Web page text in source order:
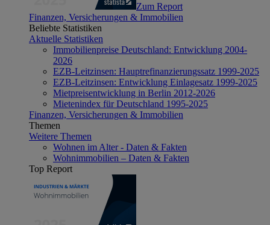
Zum Report
Finanzen, Versicherungen & Immobilien
Beliebte Statistiken
Aktuelle Statistiken
Immobilienpreise Deutschland: Entwicklung 2004-
2026
EZB-Leitzinsen: Hauptrefinanzierungssatz 1999-2025
EZB-Leitzinsen: Entwicklung Einlagesatz 1999-2025
Mietpreisentwicklung in Berlin 2012-2026
Mietenindex für Deutschland 1995-2025
Finanzen, Versicherungen & Immobilien
Themen
Weitere Themen
Wohnen im Alter - Daten & Fakten
Wohnimmobilien – Daten & Fakten
Top Report